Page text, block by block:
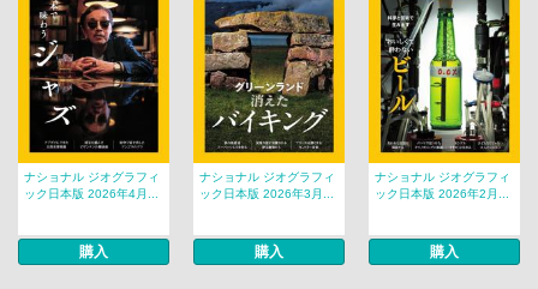
ナショナル ジオグラフィ
ック日本版 2026年4月...
購入
ナショナル ジオグラフィ
ック日本版 2026年3月...
購入
ナショナル ジオグラフィ
ック日本版 2026年2月...
購入